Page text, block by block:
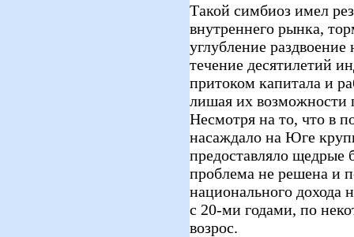
Такой симбиоз имел
внутреннего рынка,
углубление
течение десятилетий
притоком капитала и
лишая их возможности
Несмотря на то, что в
насаждало на Юге
предоставляло
проблема не решена и
национального дохода
с 20-ми годами, по
возрос.